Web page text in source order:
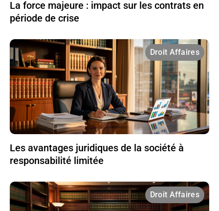
La force majeure : impact sur les contrats en
période de crise
Droit Affaires
Les avantages juridiques de la société à
responsabilité limitée
Droit Affaires